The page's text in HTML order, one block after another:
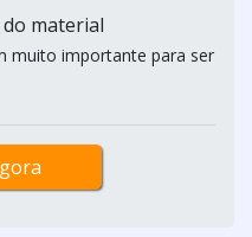
material
muito importante para ser